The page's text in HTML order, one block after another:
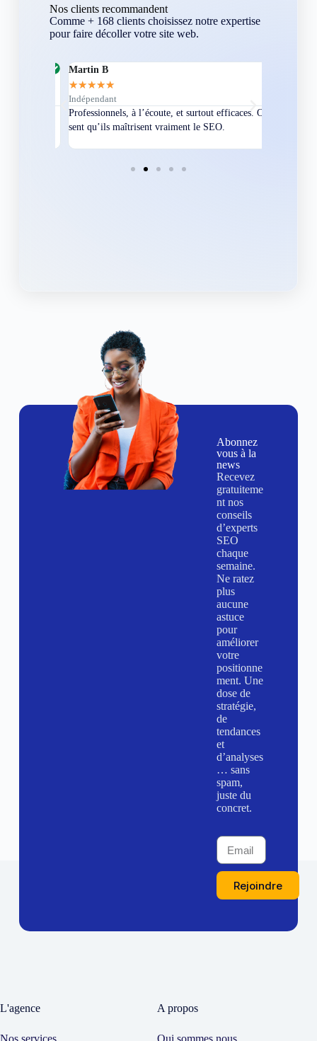
Nos clients recommandent
Comme + 168 clients choisissez notre expertise
pour faire décoller votre site web.
Martin B
★★★★
Indépendant
Professionnels, à l’écoute, et surtout efficaces. On
sent qu’ils maîtrisent vraiment le SEO.
Abonnez
vous à la
news
Recevez
gratuiteme
nt nos
conseils
d’experts
SEO
chaque
semaine.
Ne ratez
plus
aucune
astuce
pour
améliorer
votre
positionne
ment. Une
dose de
stratégie,
de
tendances
et
d’analyses
… sans
spam,
juste du
concret.
Rejoindre
L'agence A propos